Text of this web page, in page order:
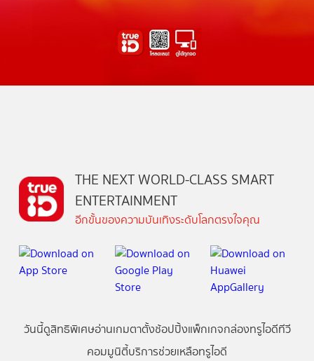
THE NEXT WORLD-CLASS SMART
ENTERTAINMENT
อีกขั้นของความบันเทิงระดับโลกตรงใจคุณ
วันนี้ดูสิทธิพิเศษอ่านเกมตาตั้งช้อปปิ้งแพ็กเกจกล่องทรูไอดีทีวี
คอมมูนิตี้บริการช่วยเหลือทรูไอดี